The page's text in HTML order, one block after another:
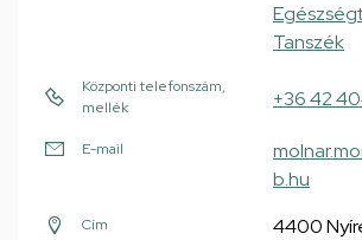
Tanszék
Központi telefonszám,
mellék
+36 42
E-mail
b.hu
Cím
4400